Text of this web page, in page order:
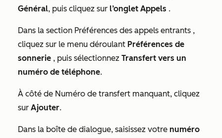
Général, puis cliquez sur l’onglet Appels .
Dans la section Préférences des appels entrants ,
cliquez sur le menu déroulant Préférences de
sonnerie , puis sélectionnez Transfert vers un
numéro de téléphone.
À côté de Numéro de transfert manquant, cliquez
sur Ajouter.
Dans la boîte de dialogue, saisissez votre numéro